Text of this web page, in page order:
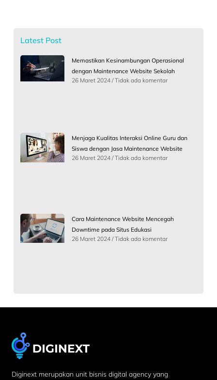
Latest Post
Memastikan Kesinambungan Operasional
dengan Maintenance Website Sekolah
26 Maret 2024 Tidak ada komentar
Menjaga Kualitas Interaksi Online Guru dan
Siswa dengan Jasa Maintenance Website
26 Maret 2024 Tidak ada komentar
Cara Maintenance Website Mencegah
Downtime pada Situs Edukasi
26 Maret 2024 Tidak ada komentar
Diginext merupakan unit bisnis digital agency yang